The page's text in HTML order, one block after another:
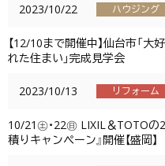
2023/10/22 ハウジング
【12/10まで開催中】仙台市「
れた住まい」完成見学会
2023/10/13 リフォーム
10/21㊏・22㊐ LIXIL＆TOTO
積りキャンペーン』開催【盛岡】